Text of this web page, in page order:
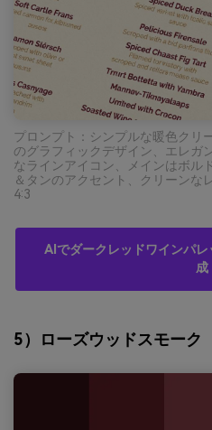
プロンプト：シンプルな暖色クリ
のグラフィックデザイン、エレガ
なラインアイコン、メインはボル
＆タンのアクセント、クリーン
4:3
AIでダークレッドワインパ
成
5）ローズウッドスモーク